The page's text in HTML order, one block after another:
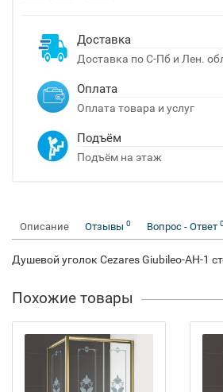
Доставка
Доставка по С-Пб и Лен.
Оплата
Оплата товара и услуг
Подъём
Подъём на этаж
Описание Отзывы 0 Вопрос - Ответ 0
Душевой уголок Cezares Giubileo-AH-1
Похожие товары